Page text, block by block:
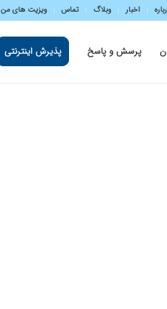
اخبار وبلاگ تماس ویزیت های من
پرسش و پاسخ پذیرش اینترنتی